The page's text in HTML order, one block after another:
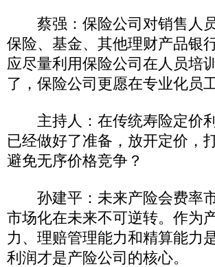
蔡强：保险公司对销售人员
保险、基金、其他理财产品银
应尽量利用保险公司在人员培
了，保险公司更愿在专业化员
主持人：在传统寿险定价利
已经做好了准备，放开定价，
避免无序价格竞争？
孙建平：未来产险会费率市
市场化在未来不可逆转。作为
力、理赔管理能力和精算能力
利润才是产险公司的核心。